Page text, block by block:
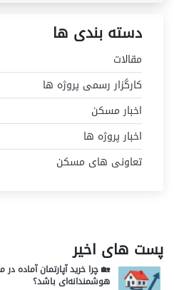
دسته بندی ها
مقالات
کارگزار رسمی پروژه ها
اخبار مسکن
اخبار پروژه ها
تعاونی های مسکن
پست های اخیر
هوشمندانه‌ای باشد؟